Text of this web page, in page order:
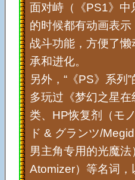
面对峙（《PS1》中
的时候都有动画表
战斗功能，方便了
承和进化。
另外，“《PS》系列
多玩过《梦幻之星
类、HP恢复剂（モ
ド & グランツ/
男主角专用的光魔
Atomizer）等名词